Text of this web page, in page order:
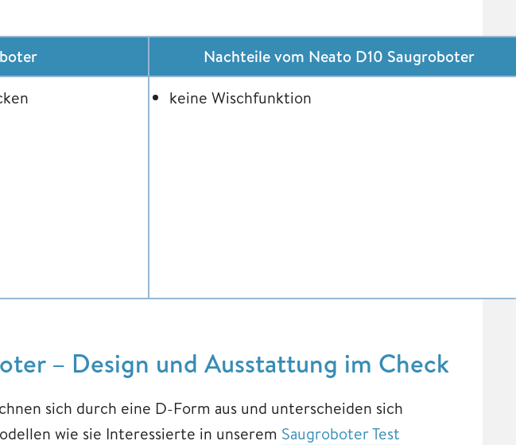
Nachteile vom Neato D10 Saugroboter
keine Wischfunktion
– Design und Ausstattung im Check
sich durch eine D-Form aus und unterscheiden sich
wie sie Interessierte in unserem Saugroboter Test